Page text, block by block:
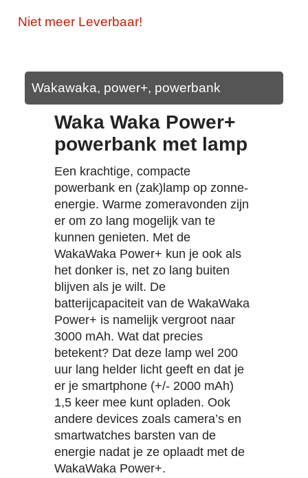
Niet meer Leverbaar!
Wakawaka, power+, powerbank
Waka Waka Power+
powerbank met lamp
Een krachtige, compacte
powerbank en (zak)lamp op zonne-
energie. Warme zomeravonden zijn
er om zo lang mogelijk van te
kunnen genieten. Met de
WakaWaka Power+ kun je ook als
het donker is, net zo lang buiten
blijven als je wilt. De
batterijcapaciteit van de WakaWaka
Power+ is namelijk vergroot naar
3000 mAh. Wat dat precies
betekent? Dat deze lamp wel 200
uur lang helder licht geeft en dat je
er je smartphone (+/- 2000 mAh)
1,5 keer mee kunt opladen. Ook
andere devices zoals camera’s en
smartwatches barsten van de
energie nadat je ze oplaadt met de
WakaWaka Power+.